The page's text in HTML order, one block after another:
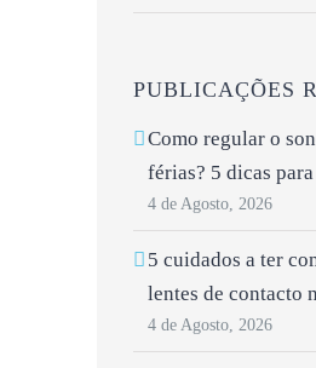
PUBLICAÇÕES
Como regular o
férias? 5 dicas
4 de Agosto, 2026
5 cuidados a ter
lentes de contacto
4 de Agosto, 2026